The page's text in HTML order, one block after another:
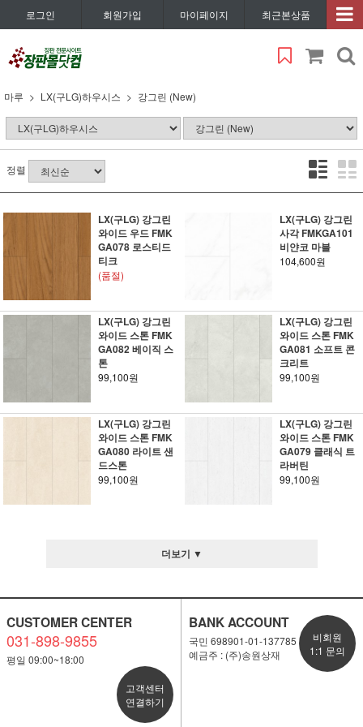
로그인 회원가입 마이페이지 최근본상품
마루 LX(구LG)하우시스 강그린 (New)
정렬
LX(구LG) 강그린
와이드 우드 FMK
GA078 로스티드
티크
(품절)
LX(구LG) 강그린
사각 FMKGA101
비얀코 마블
104,600원
LX(구LG) 강그린
와이드 스톤 FMK
GA082 베이직 스
톤
99,100원
LX(구LG) 강그린
와이드 스톤 FMK
GA081 소프트 콘
크리트
99,100원
LX(구LG) 강그린
와이드 스톤 FMK
GA080 라이트 샌
드스톤
99,100원
LX(구LG) 강그린
와이드 스톤 FMK
GA079 클래식 트
라버틴
99,100원
더보기 ▼
CUSTOMER CENTER
031-898-9855
평일 09:00~18:00
고객센터
연결하기
BANK ACCOUNT
국민 698901-01-137785
예금주 : (주)송원상재
비회원
1:1 문의